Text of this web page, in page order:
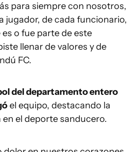
para siempre con nosotros,
jugador, de cada funcionario,
o fue parte de este
llenar de valores y de
FC.
del departamento entero
el equipo, destacando la
el deporte sanducero.